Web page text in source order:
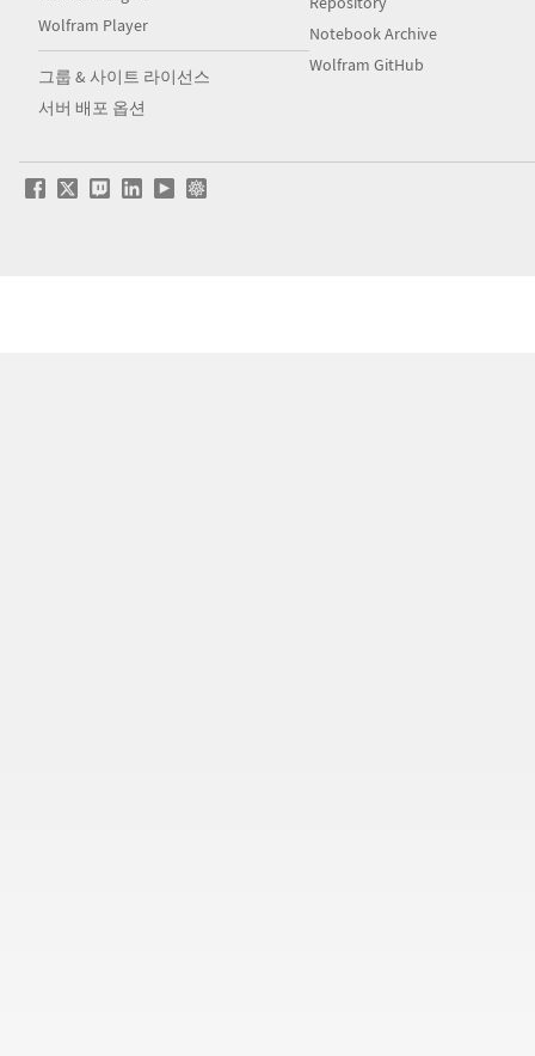
Wolfram Player
그룹 & 사이트 라이선스
서버 배포 옵션
Notebook Archive
Wolfram GitHub